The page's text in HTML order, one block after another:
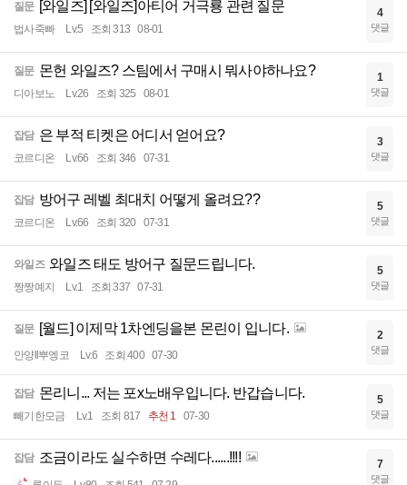
질문 [와일즈] [와일즈]아티어 거극룡 관련 질문
법사죽빠 Lv.5 조회 313 08-01
4
댓글
질문 몬헌 와일즈? 스팀에서 구매시 뭐사야하나요?
디아보노 Lv.26 조회 325 08-01
1
댓글
잡담 은 부적 티켓은 어디서 얻어요?
코르디온 Lv.66 조회 346 07-31
3
댓글
잡담 방어구 레벨 최대치 어떻게 올려요??
코르디온 Lv.66 조회 320 07-31
5
댓글
와일즈 와일즈 태도 방어구 질문드립니다.
짱짱예지 Lv.1 조회 337 07-31
5
댓글
질문 [월드] 이제막 1차엔딩을본 몬린이 입니다.
안양ll뿌엥코 Lv.6 조회 400 07-30
2
댓글
잡담 몬리니... 저는 포x노배우입니다. 반갑습니다.
빼기한모금 Lv.1 조회 817 추천 1 07-30
5
댓글
잡담 조금이라도 실수하면 수레다......!!!! 7
댓글